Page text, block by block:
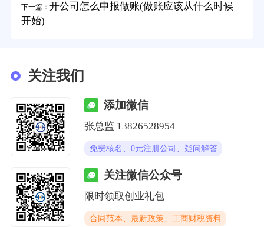
下一篇： 开公司怎么申报做账(做账应该从什么时候
开始)
关注我们
添加微信
张总监 13826528954
免费核名、0元注册公司、疑问解答
关注微信公众号
限时领取创业礼包
合同范本、最新政策、工商财税资料